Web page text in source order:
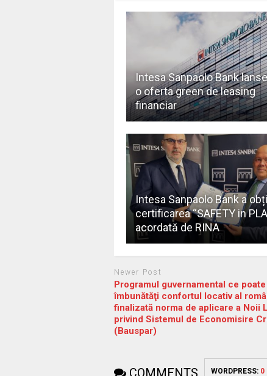
Intesa Sanpaolo Bank
o oferta green de leasing
financiar
Intesa Sanpaolo Bank a
certificarea “SAFETY in
acordată de RINA
Newer Post
Programul guvernamental ce poate
îmbunătăţi confortul locativ al
finalizată norma de aplicare a Noii
privind Sistemul de Economisire
(Bauspar)
WORDPRESS: 0